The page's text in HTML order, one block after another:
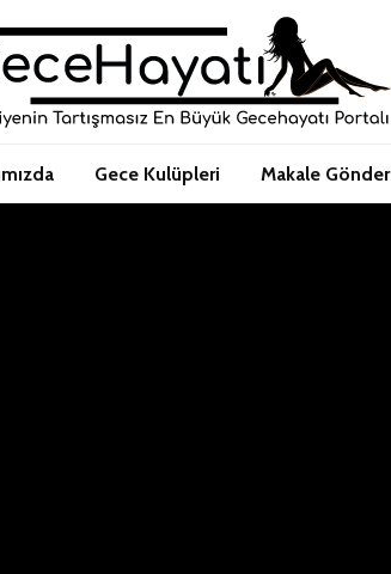
Gece Kulüpleri Makale Gönder